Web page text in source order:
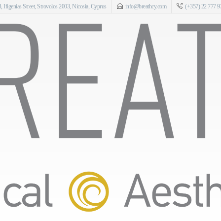
Ifigenias Street, Strovolos 2003, Nicosia, Cyprus info@breathcy.com (+357) 22 777